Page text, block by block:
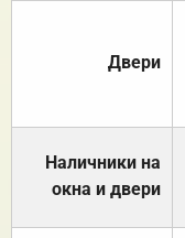
Двери
Наличники на
окна и двери